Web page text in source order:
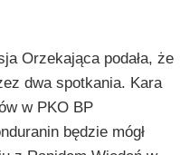
Orzekająca podała, że
dwa spotkania. Kara
w PKO BP
będzie mógł